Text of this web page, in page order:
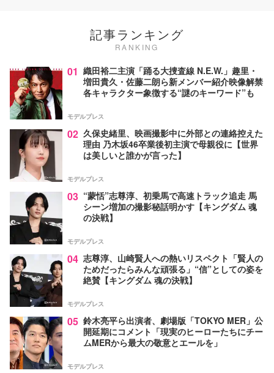
記事ランキング
RANKING
01 織田裕二主演「踊る大捜査線 N.E.W.」趣里・
増田貴久・佐藤二朗ら新メンバー紹介映像解禁
各キャラクター象徴する“謎のキーワード”も
モデルプレス
02 久保史緒里、映画撮影中に外部との連絡控えた
理由 乃木坂46卒業後初主演で母親役に【世界
は美しいと誰かが言った】
モデルプレス
03 “蒙恬”志尊淳、初乗馬で高速トラック追走 馬
シーン増加の撮影秘話明かす【キングダム 魂
の決戦】
モデルプレス
04 志尊淳、山崎賢人への熱いリスペクト「賢人の
ためだったらみんな頑張る」“信”としての姿を
絶賛【キングダム 魂の決戦】
モデルプレス
05 鈴木亮平ら出演者、劇場版「TOKYO MER」公
開延期にコメント「現実のヒーローたちにチー
ムMERから最大の敬意とエールを」
モデルプレス